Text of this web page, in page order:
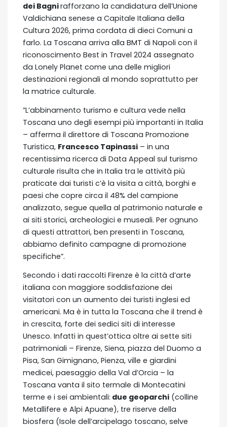
dei Bagnirafforzano la candidatura dell’Unione
Valdichiana senese a Capitale Italiana della
Cultura 2026, prima cordata di dieci Comuni a
farlo. La Toscana arriva alla BMT di Napoli con il
riconoscimento Best in Travel 2024 assegnato
da Lonely Planet come una delle migliori
destinazioni regionali al mondo soprattutto per
la matrice culturale.
”L’abbinamento turismo e cultura vede nella
Toscana uno degli esempi più importanti in Italia
– afferma il direttore di Toscana Promozione
Turistica, Francesco Tapinassi – in una
recentissima ricerca di Data Appeal sul turismo
culturale risulta che in Italia tra le attività più
praticate dai turisti c’è la visita a città, borghi e
paesi che copre circa il 48% del campione
analizzato, segue quella al patrimonio naturale e
ai siti storici, archeologici e museali. Per ognuno
di questi attrattori, ben presenti in Toscana,
abbiamo definito campagne di promozione
specifiche”.
Secondo i dati raccolti Firenze è la città d’arte
italiana con maggiore soddisfazione dei
visitatori con un aumento dei turisti inglesi ed
americani. Ma è in tutta la Toscana che il trend è
in crescita, forte dei sedici siti di interesse
Unesco. Infatti in quest’ottica oltre ai sette siti
patrimoniali – Firenze, Siena, piazza del Duomo a
Pisa, San Gimignano, Pienza, ville e giardini
medicei, paesaggio della Val d’Orcia – la
Toscana vanta il sito termale di Montecatini
terme e i sei ambientali: due geoparchi (colline
Metallifere e Alpi Apuane), tre riserve della
biosfera (Isole dell’arcipelago toscano, selve